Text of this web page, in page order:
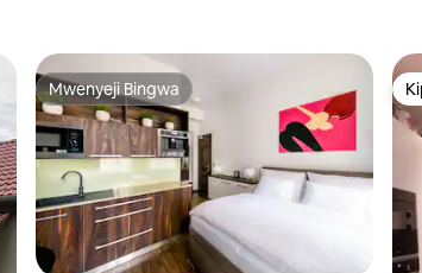
Mwenyeji Bingwa
Mwenyeji Bingwa